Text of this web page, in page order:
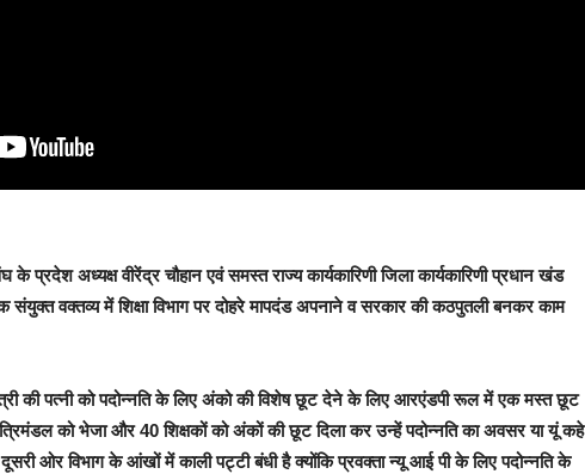
प्रदेश अध्यक्ष वीरेंद्र चौहान एवं समस्त राज्य कार्यकारिणी जिला कार्यकारिणी प्रधान खंड
संयुक्त वक्तव्य में शिक्षा विभाग पर दोहरे मापदंड अपनाने व सरकार की कठपुतली बनकर काम
की पत्नी को पदोन्नति के लिए अंको की विशेष छूट देने के लिए आरएंडपी रूल में एक मस्त छूट
को भेजा और 40 शिक्षकों को अंकों की छूट दिला कर उन्हें पदोन्नति का अवसर या यूं कहे
ओर विभाग के आंखों में काली पट्टी बंधी है क्योंकि प्रवक्ता न्यू आई पी के लिए पदोन्नति के